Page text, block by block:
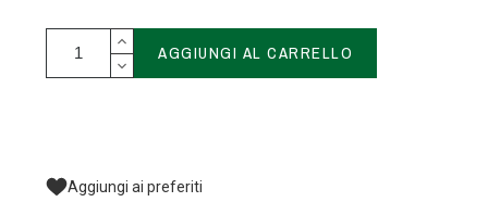
AGGIUNGI AL CARRELLO
Aggiungi ai preferiti